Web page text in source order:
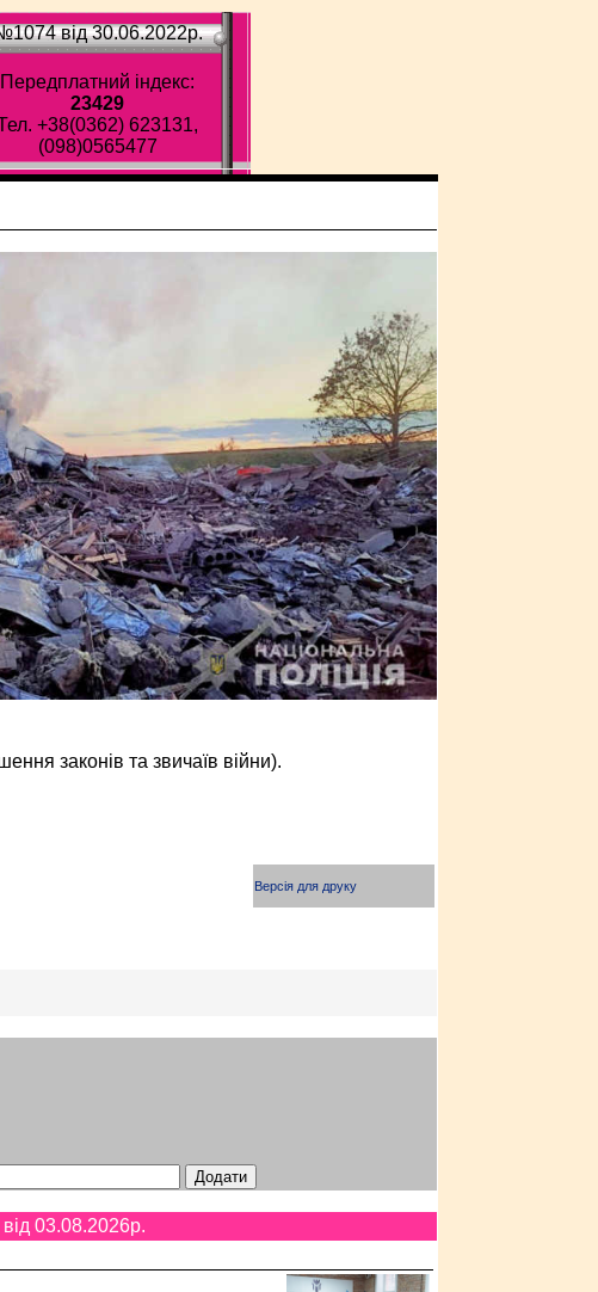
від 30.06.2022p.
Передплатний індекс:
23429
+38(0362) 623131,
(098)0565477
законів та звичаїв війни).
Версія для друку
03.08.2026p.